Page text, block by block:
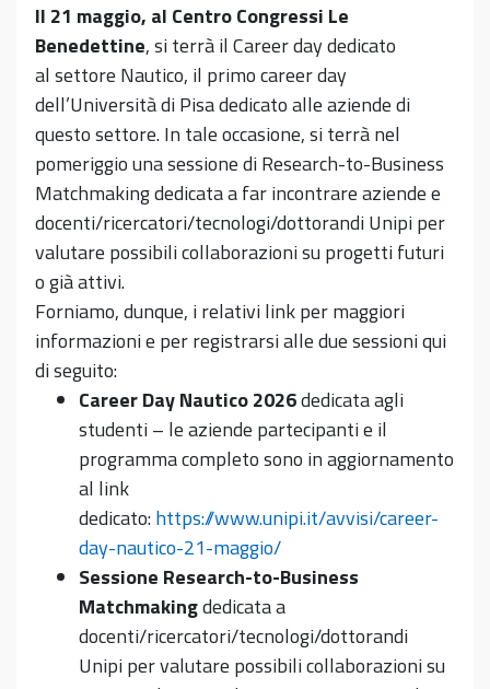
Il 21 maggio, al Centro Congressi Le
Benedettine,si terrà il Career day dedicato
al settore Nautico, il primo career day
dell’Università di Pisa dedicato alle aziende di
questo settore. In tale occasione, si terrà nel
pomeriggio una sessione di Research-to-Business
Matchmaking dedicata a far incontrare aziende e
docenti/ricercatori/tecnologi/dottorandi Unipi per
valutare possibili collaborazioni su progetti futuri
o già attivi.
Forniamo, dunque, i relativi link per maggiori
informazioni e per registrarsi alle due sessioni qui
di seguito:
Career Day Nautico 2026dedicata agli
studenti – le aziende partecipanti e il
programma completo sono in aggiornamento
al link
dedicato:https://www.unipi.it/avvisi/career-
day-nautico-21-maggio/
Sessione Research-to-Business
Matchmakingdedicata a
docenti/ricercatori/tecnologi/dottorandi
Unipi per valutare possibili collaborazioni su